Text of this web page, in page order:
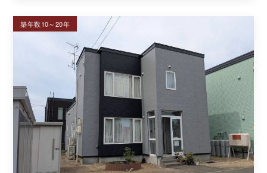
築年数10～20年